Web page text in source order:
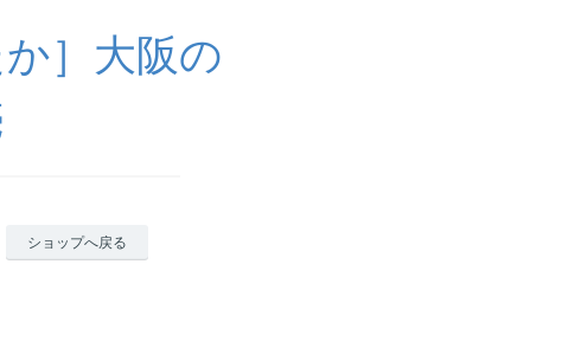
］大阪の
ショップへ戻る